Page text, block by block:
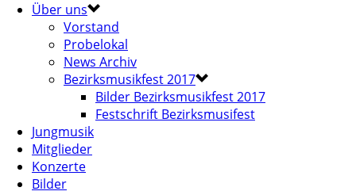
Über uns
Vorstand
Probelokal
News Archiv
Bezirksmusikfest 2017
Bilder Bezirksmusikfest 2017
Festschrift Bezirksmusifest
Jungmusik
Mitglieder
Konzerte
Bilder